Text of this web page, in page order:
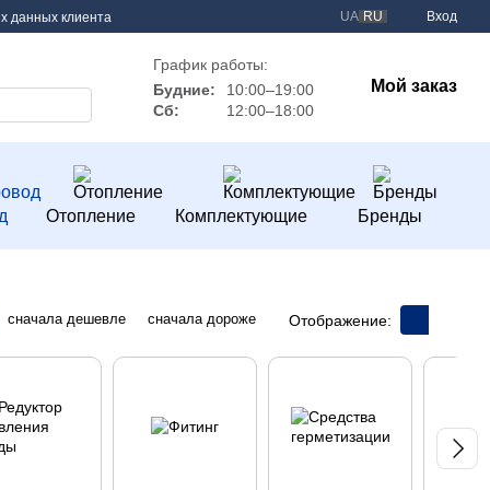
данных клиента UA RU Вход
График работы:
Будние:
10:00–19:00
Сб:
12:00–18:00
Мой заказ
Отопление Комплектующие Бренды
сначала дешевле сначала дороже Отображение: